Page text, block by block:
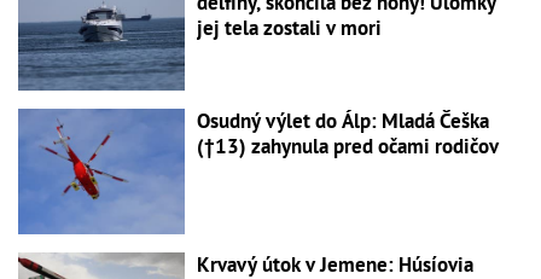
jej tela zostali v mori
Osudný výlet do Álp: Mladá Češka
(†13) zahynula pred očami rodičov
Krvavý útok v Jemene: Húsíovia